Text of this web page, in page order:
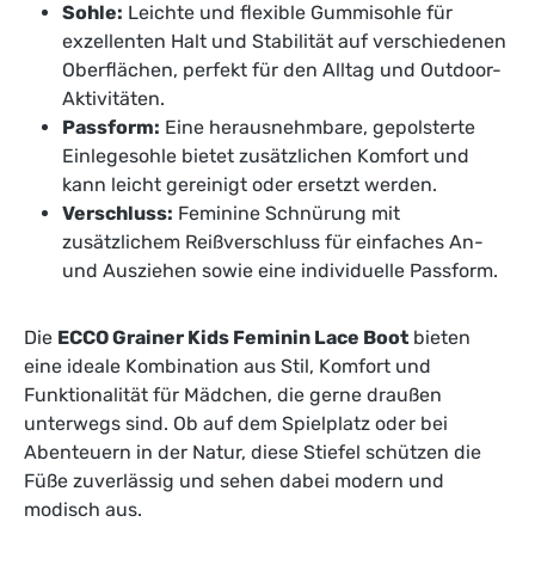
Sohle: Leichte und flexible Gummisohle für
exzellenten Halt und Stabilität auf verschiedenen
Oberflächen, perfekt für den Alltag und Outdoor-
Aktivitäten.
Passform: Eine herausnehmbare, gepolsterte
Einlegesohle bietet zusätzlichen Komfort und
kann leicht gereinigt oder ersetzt werden.
Verschluss: Feminine Schnürung mit
zusätzlichem Reißverschluss für einfaches An-
und Ausziehen sowie eine individuelle Passform.
Die ECCO Grainer Kids Feminin Lace Boot bieten
eine ideale Kombination aus Stil, Komfort und
Funktionalität für Mädchen, die gerne draußen
unterwegs sind. Ob auf dem Spielplatz oder bei
Abenteuern in der Natur, diese Stiefel schützen die
Füße zuverlässig und sehen dabei modern und
modisch aus.